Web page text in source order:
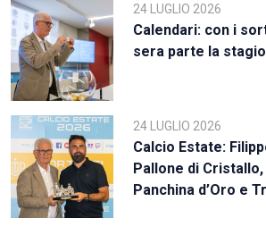
24 LUGLIO 2026
Calendari: con i
sera parte la
24 LUGLIO 2026
Calcio Estate:
Pallone di
Panchina d’Oro e